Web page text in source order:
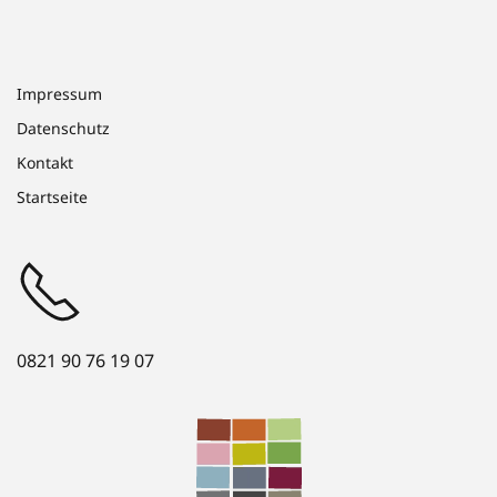
Impressum
Datenschutz
Kontakt
Startseite
0821 90 76 19 07